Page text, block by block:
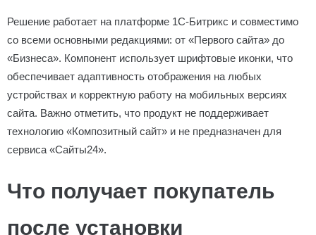
Решение работает на платформе 1С-Битрикс и совместимо
со всеми основными редакциями: от «Первого сайта» до
«Бизнеса». Компонент использует шрифтовые иконки, что
обеспечивает адаптивность отображения на любых
устройствах и корректную работу на мобильных версиях
сайта. Важно отметить, что продукт не поддерживает
технологию «Композитный сайт» и не предназначен для
сервиса «Сайты24».
Что получает покупатель
после установки